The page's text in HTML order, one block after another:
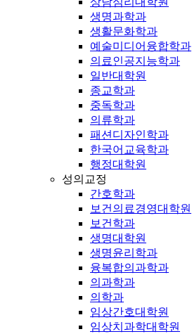
생명과학과
생활문화학과
예술미디어융합학과
의료인공지능학과
일반대학원
종교학과
중독학과
의류학과
패션디자인학과
한국어교육학과
행정대학원
성의교정
간호학과
보건의료경영대학원
보건학과
생명대학원
생명윤리학과
융복합의과학과
의과학과
의학과
임상간호대학원
임상치과학대학원